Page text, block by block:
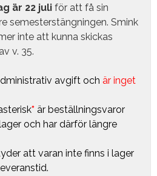
är 22 juli för att få sin
semesterstängningen. Smink
inte att kunna skickas
v. 35.
avgift och är inget
* är beställningsvaror
och har därför längre
att varan inte finns i lager